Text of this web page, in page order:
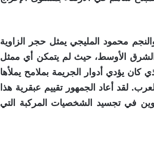
محمود المليجي يمثل حجر الزاوية
الأوسط، حيث لم يتمكن أي ممثل
يؤدي أدوار الجريمة بملامح يملأها
لقد أعاد الجمهور تقييم عبقرية هذا
كوين في تجسيد الشخصيات المركبة التي